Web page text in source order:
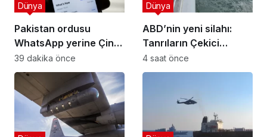
Pakistan ordusu
WhatsApp yerine Çin
yapımı WeChat’e
geçiyor
Dünya
39 dakika önce
ABD’nin yeni silahı:
Tanrıların Çekici
denizde test edildi
Dünya
4 saat önce